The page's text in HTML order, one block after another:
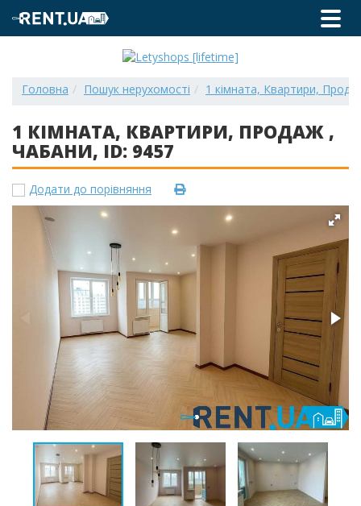
Головна Пошук нерухомості 1 кімната, Квартири,
1 КІМНАТА, КВАРТИРИ, ПРОДАЖ ,
ЧАБАНИ, ID: 9457
Додати до порівняння